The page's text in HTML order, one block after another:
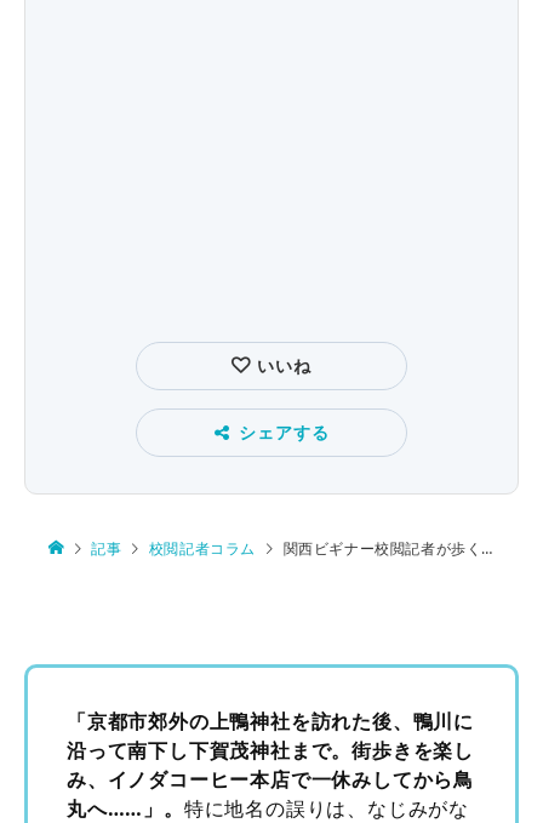
いいね
シェアする
記事 校閲記者コラム 関西ビギナー校閲記者が歩く 京都編
「京都市郊外の上鴨神社を訪れた後、鴨川に
沿って南下し下賀茂神社まで。街歩きを楽し
み、イノダコーヒー本店で一休みしてから鳥
丸へ……」。 特に地名の誤りは、なじみがな